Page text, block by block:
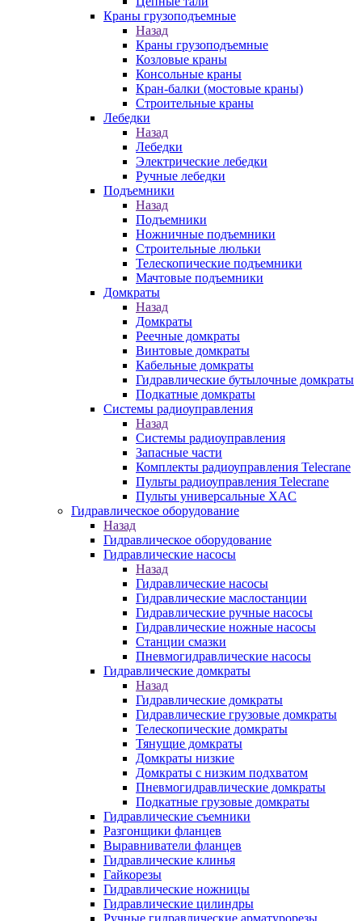
Краны грузоподъемные
Назад
Краны грузоподъемные
Козловые краны
Консольные краны
Кран-балки (мостовые краны)
Строительные краны
Лебедки
Назад
Лебедки
Электрические лебедки
Ручные лебедки
Подъемники
Назад
Подъемники
Ножничные подъемники
Строительные люльки
Телескопические подъемники
Мачтовые подъемники
Домкраты
Назад
Домкраты
Реечные домкраты
Винтовые домкраты
Кабельные домкраты
Гидравлические бутылочные домкраты
Подкатные домкраты
Системы радиоуправления
Назад
Системы радиоуправления
Запасные части
Комплекты радиоуправления Telecrane
Пульты радиоуправления Telecrane
Пульты универсальные XAC
Гидравлическое оборудование
Назад
Гидравлическое оборудование
Гидравлические насосы
Назад
Гидравлические насосы
Гидравлические маслостанции
Гидравлические ручные насосы
Гидравлические ножные насосы
Станции смазки
Пневмогидравлические насосы
Гидравлические домкраты
Назад
Гидравлические домкраты
Гидравлические грузовые домкраты
Телескопические домкраты
Тянущие домкраты
Домкраты низкие
Домкраты с низким подхватом
Пневмогидравлические домкраты
Подкатные грузовые домкраты
Гидравлические съемники
Разгонщики фланцев
Выравниватели фланцев
Гидравлические клинья
Гайкорезы
Гидравлические ножницы
Гидравлические цилиндры
Ручные гидравлические арматурорезы